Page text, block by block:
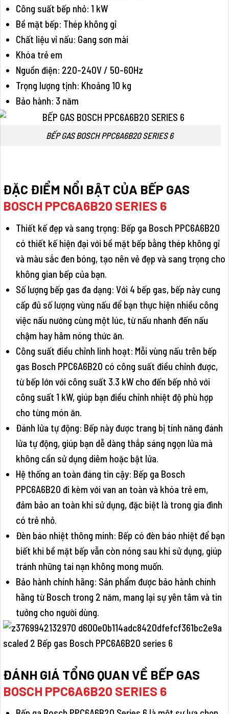
Công suất bếp nhỏ: 1 kW
Bề mặt bếp: Thép không gỉ
Chất liệu vỉ nấu: Gang sơn mài
Khóa trẻ em
Nguồn điện: 220-240V / 50-60Hz
Trọng lượng tịnh: Khoảng 10 kg
Bảo hành: 3 năm
BẾP GAS BOSCH PPC6A6B20 SERIES 6
ĐẶC ĐIỂM NỔI BẬT CỦA BẾP GAS
BOSCH PPC6A6B20 SERIES 6
Thiết kế đẹp và sang trọng: Bếp ga Bosch PPC6A6B20
có thiết kế hiện đại với bề mặt bếp bằng thép không gỉ
và màu sắc đen bóng, tạo nên vẻ đẹp và sang trọng cho
không gian bếp của bạn.
Số lượng bếp gas đa dạng: Với 4 bếp gas, bếp này cung
cấp đủ số lượng vùng nấu để bạn thực hiện nhiều công
việc nấu nướng cùng một lúc, từ nấu nhanh đến nấu
chậm hay hâm nóng thức ăn.
Công suất điều chỉnh linh hoạt: Mỗi vùng nấu trên bếp
gas Bosch PPC6A6B20 có công suất điều chỉnh được,
từ bếp lớn với công suất 3.3 kW cho đến bếp nhỏ với
công suất 1 kW, giúp bạn điều chỉnh nhiệt độ phù hợp
cho từng món ăn.
Đánh lửa tự động: Bếp này được trang bị tính năng đánh
lửa tự động, giúp bạn dễ dàng thắp sáng ngọn lửa mà
không cần sử dụng diêm hoặc bật lửa.
Hệ thống an toàn đáng tin cậy: Bếp ga Bosch
PPC6A6B20 đi kèm với van an toàn và khóa trẻ em,
đảm bảo an toàn khi sử dụng, đặc biệt là trong gia đình
có trẻ nhỏ.
Đèn báo nhiệt thông minh: Bếp có đèn báo nhiệt để bạn
biết khi bề mặt bếp vẫn còn nóng sau khi sử dụng, giúp
tránh những tai nạn không mong muốn.
Bảo hành chính hãng: Sản phẩm được bảo hành chính
hãng từ Bosch trong 2 năm, mang lại sự yên tâm và tin
tưởng cho người dùng.
ĐÁNH GIÁ TỔNG QUAN VỀ BẾP GAS
BOSCH PPC6A6B20 SERIES 6